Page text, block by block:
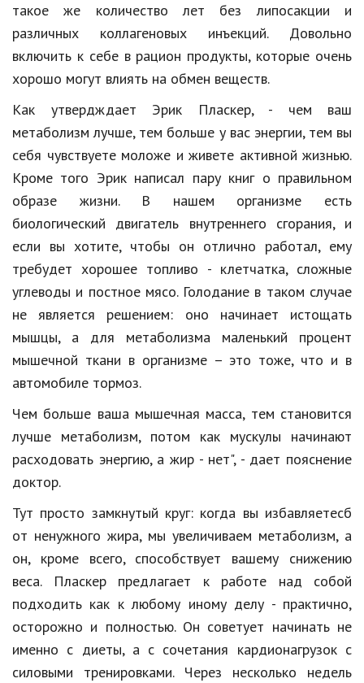
Обзоры
Рецепты
Красота и здоровье
Hi-Tech. Интернет
Авто, мото
Дом и сад
Недвижимость
Спорт и фитнес
Психология и отношения
Творчество и рукоделие
Разное
Работа и бизнес
Животные
Еда и напитки
Праздники и подарки
Кинематограф
Домашние животные
Семья и дети
Путешествия
Строительство
Культура и общество
такое же количество лет без липосакции и
различных коллагеновых инъекций. Довольно
включить к себе в рацион продукты, которые очень
хорошо могут влиять на обмен веществ.
Как утвердждает Эрик Пласкер, - чем ваш
метаболизм лучше, тем больше у вас энергии, тем вы
себя чувствуете моложе и живете активной жизнью.
Кроме того Эрик написал пару книг о правильном
образе жизни. В нашем организме есть
биологический двигатель внутреннего сгорания, и
если вы хотите, чтобы он отлично работал, ему
требудет хорошее топливо - клетчатка, сложные
углеводы и постное мясо. Голодание в таком случае
не является решением: оно начинает истощать
мышцы, а для метаболизма маленький процент
мышечной ткани в организме – это тоже, что и в
автомобиле тормоз.
Чем больше ваша мышечная масса, тем становится
лучше метаболизм, потом как мускулы начинают
расходовать энергию, а жир - нет", - дает пояснение
доктор.
Тут просто замкнутый круг: когда вы избавляетесб
от ненужного жира, мы увеличиваем метаболизм, а
он, кроме всего, способствует вашему снижению
веса. Пласкер предлагает к работе над собой
подходить как к любому иному делу - практично,
осторожно и полностью. Он советует начинать не
именно с диеты, а с сочетания кардионагрузок с
силовыми тренировками. Через несколько недель